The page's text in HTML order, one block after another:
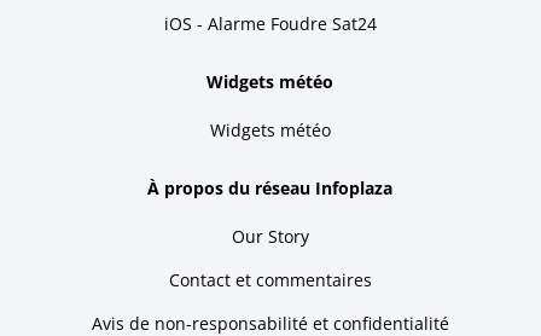
iOS - Alarme Foudre Sat24
Widgets météo
Widgets météo
À propos du réseau Infoplaza
Our Story
Contact et commentaires
Avis de non-responsabilité et confidentialité